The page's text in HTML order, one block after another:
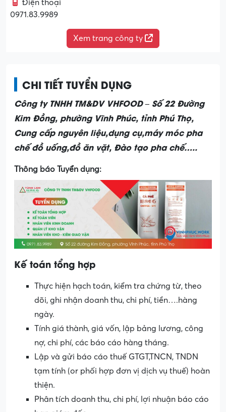
Điện thoại
0971.83.9989
Xem trang công ty
CHI TIẾT TUYỂN DỤNG
Công ty TNHH TM&DV VHFOOD – Số 22 Đường
Kim Đồng, phường Vĩnh Phúc, tỉnh Phú Thọ,
Cung cấp nguyên liệu,dụng cụ,máy móc pha
chế đồ uống,đồ ăn vặt, Đào tạo pha chế…..
Thông báo Tuyển dụng:
Kế toán tổng hợp
Thực hiện hạch toán, kiểm tra chứng từ, theo
dõi, ghi nhận doanh thu, chi phí, tiền….hàng
ngày.
Tính giá thành, giá vốn, lập bảng lương, công
nợ, chi phí, các báo cáo hàng tháng.
Lập và gửi báo cáo thuế GTGT,TNCN, TNDN
tạm tính (or phối hợp đơn vị dịch vụ thuế) hoàn
thiện.
Phân tích doanh thu, chi phí, lợi nhuận báo cáo